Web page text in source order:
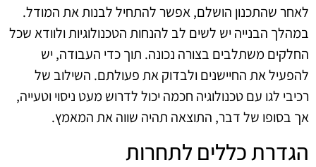
לאחר שהתכנון הושלם, אפשר להתחיל לבנות את המודל.
במהלך הבנייה יש לשים לב להנחות הטכנולוגיות ולוודא שכל
החלקים משתלבים בצורה נכונה. תוך כדי העבודה, יש
להפעיל את החיישנים ולבדוק את פעולתם. השילוב של
רכיבי לגו עם טכנולוגיה חכמה יכול לדרוש מעט ניסוי וטעייה,
אך בסופו של דבר, התוצאה תהיה שווה את המאמץ.
הגדרת כללים לתחרות